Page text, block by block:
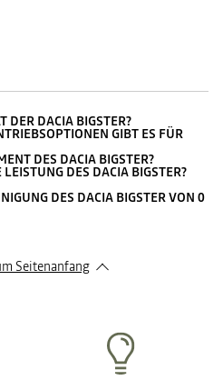
DER DACIA BIGSTER?
GIBT ES FÜR
DES DACIA BIGSTER?
DES DACIA BIGSTER?
DES DACIA BIGSTER VON 0
Seitenanfang